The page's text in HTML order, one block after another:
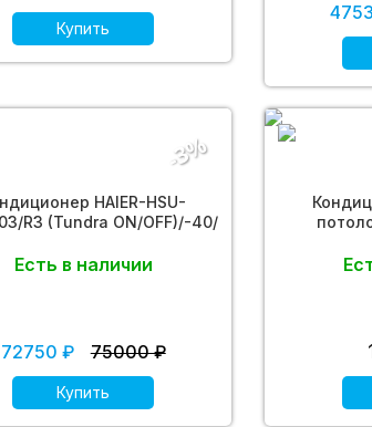
Купить
HAIER-HSU-
R3 (Tundra ON/OFF)/-40/
Есть в наличии
-3%
72750 ₽ 75000 ₽
Купить